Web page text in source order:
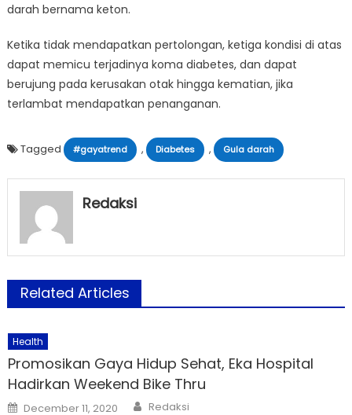
darah bernama keton.
Ketika tidak mendapatkan pertolongan, ketiga kondisi di atas
dapat memicu terjadinya koma diabetes, dan dapat
berujung pada kerusakan otak hingga kematian, jika
terlambat mendapatkan penanganan.
Tagged #gayatrend , Diabetes , Gula darah
Redaksi
Related Articles
Health
Promosikan Gaya Hidup Sehat, Eka Hospital
Hadirkan Weekend Bike Thru
Posted
December 11, 2020 Author
Redaksi